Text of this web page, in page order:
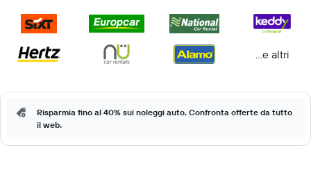
...e altri
Risparmia fino al 40% sui noleggi auto. Confronta offerte da tutto
il web.